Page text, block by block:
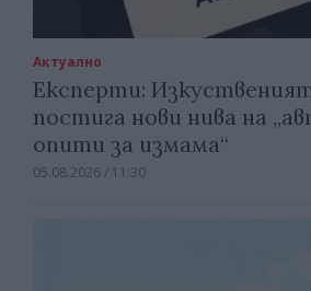
Актуално
Експерти:
постига нови нива на
опити за измама“
05.08.2026 / 11:30